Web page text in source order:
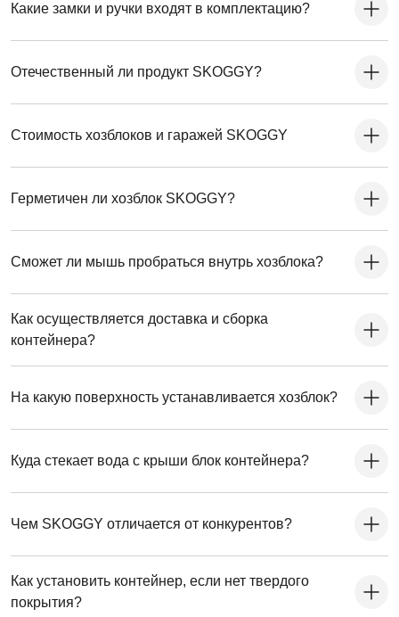
Какие замки и ручки входят в комплектацию?
Отечественный ли продукт SKOGGY?
Стоимость хозблоков и гаражей SKOGGY
Герметичен ли хозблок SKOGGY?
Сможет ли мышь пробраться внутрь хозблока?
Как осуществляется доставка и сборка
контейнера?
На какую поверхность устанавливается хозблок?
Куда стекает вода с крыши блок контейнера?
Чем SKOGGY отличается от конкурентов?
Как установить контейнер, если нет твердого
покрытия?